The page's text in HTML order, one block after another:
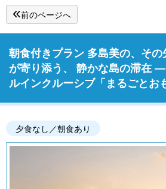
前のページへ
朝食付きプラン 多島美の、そ
が寄り添う、 静かな島の滞在
ルインクルーシブ「まるごとお
夕食なし／朝食あり